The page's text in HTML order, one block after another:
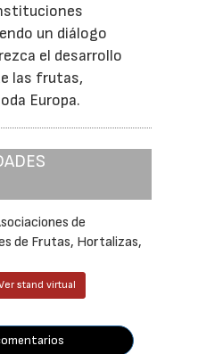
un diálogo
el desarrollo
las frutas,
Europa.
de
de Frutas, Hortalizas,
stand virtual